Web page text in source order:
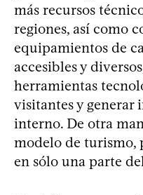
más recursos
regiones, así como
equipamientos de
accesibles y
herramientas
visitantes y generar
interno. De otra
modelo de turismo,
en sólo una parte